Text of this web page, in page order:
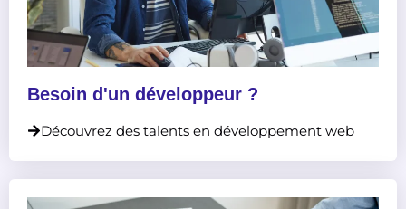
Besoin d'un développeur ?
Découvrez des talents en développement web